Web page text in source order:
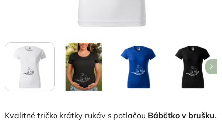
Kvalitné tričko krátky rukáv s potlačou Bábätko v brušku.